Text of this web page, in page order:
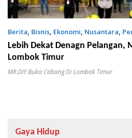
Berita, Bisnis, Ekonomi, Nusantara,
Lebih Dekat Denagn Pelangan,
Lombok Timur
MR.DIY Buka Cabang Di Lombok Timur
Gaya Hidup